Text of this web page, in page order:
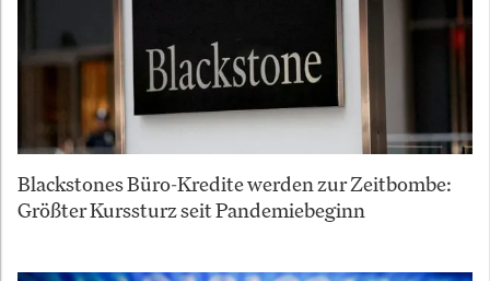
Blackstones Büro-Kredite werden zur Zeitbombe:
Größter Kurssturz seit Pandemiebeginn